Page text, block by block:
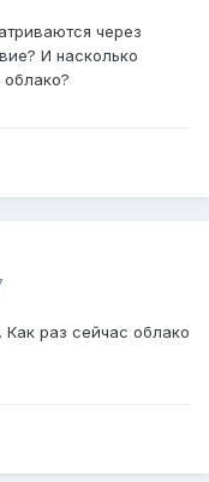
через
И насколько
Как раз сейчас облако